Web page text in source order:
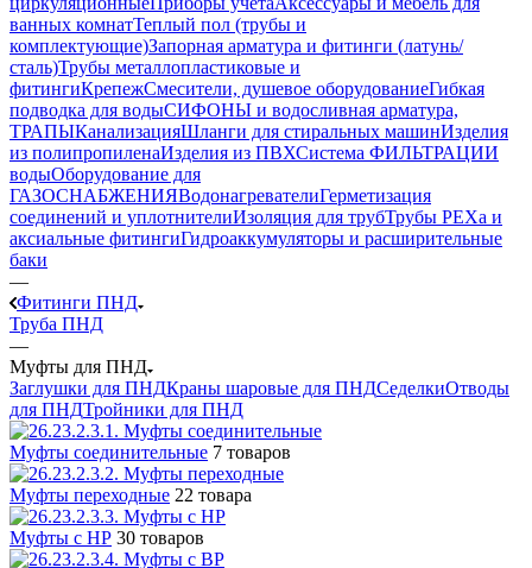
ванных комнатТеплый пол (трубы и
комплектующие)Запорная арматура и фитинги (латунь/
сталь)Трубы металлопластиковые и
фитингиКрепежСмесители, душевое оборудованиеГибкая
подводка для водыСИФОНЫ и водосливная арматура,
ТРАПЫКанализацияШланги для стиральных машинИзделия
из полипропиленаИзделия из ПВХСистема ФИЛЬТРАЦИИ
водыОборудование для
ГАЗОСНАБЖЕНИЯВодонагревателиГерметизация
соединений и уплотнителиИзоляция для трубТрубы PEXa и
аксиальные фитингиГидроаккумуляторы и расширительные
баки
—
Фитинги ПНД
Труба ПНД
—
Муфты для ПНД
Заглушки для ПНДКраны шаровые для ПНДСеделкиОтводы
для ПНДТройники для ПНД
Муфты соединительные 7 товаров
Муфты переходные 22 товара
Муфты с НР 30 товаров